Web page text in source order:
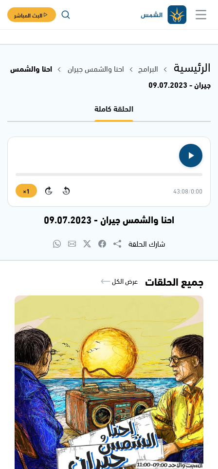
البث المباشر
الرئيسية البرامج احنا والشمس جيران
احنا والشمس
جيران - 09.07.2023
الحلقة كاملة
0:00
/
43:08
15
15
1×
احنا والشمس جيران - 09.07.2023
شارك الحلقة
جميع الحلقات عرض الكل